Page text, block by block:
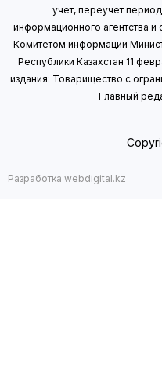
учет, переучет
информационного агентства
Комитетом информации
Республики Казахстан 11
издания: Товарищество с
Главный
Разработка webdigital.kz